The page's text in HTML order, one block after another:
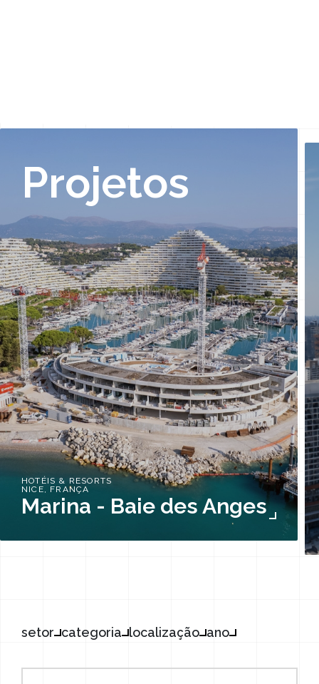
Projetos
HOTÉIS & RESORTS
NICE, FRANÇA
Marina - Baie des Anges
setor categoria localização ano